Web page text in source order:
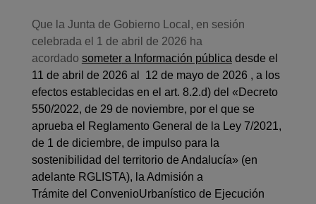
Que la Junta de Gobierno Local, en sesión
celebrada el 1 de abril de 2026 ha
acordado sometera Información pública desde el
11 de abril de 2026 al 12 de mayo de 2026 , a los
efectos establecidas en el art. 8.2.d) del «Decreto
550/2022, de 29 de noviembre, por el que se
aprueba el Reglamento General de la Ley 7/2021,
de 1 de diciembre, de impulso para la
sostenibilidad del territorio de Andalucía» (en
adelante RGLISTA), la Admisión a
Trámite del ConvenioUrbanístico de Ejecución